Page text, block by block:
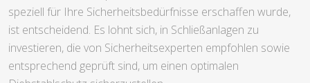
speziell für Ihre Sicherheitsbedürfnisse erschaffen wurde,
ist entscheidend. Es lohnt sich, in Schließanlagen zu
investieren, die von Sicherheitsexperten empfohlen sowie
entsprechend geprüft sind, um einen optimalen